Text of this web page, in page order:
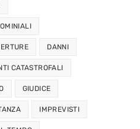
DANNI
CATASTROFALI
GIUDICE
IMPREVISTI